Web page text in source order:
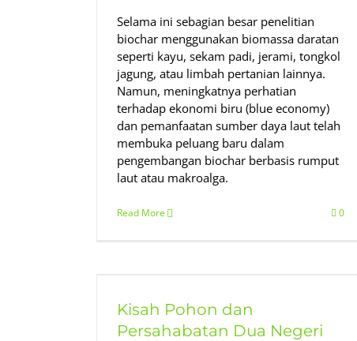
Selama ini sebagian besar penelitian
biochar menggunakan biomassa daratan
seperti kayu, sekam padi, jerami, tongkol
jagung, atau limbah pertanian lainnya.
Namun, meningkatnya perhatian
terhadap ekonomi biru (blue economy)
dan pemanfaatan sumber daya laut telah
membuka peluang baru dalam
pengembangan biochar berbasis rumput
laut atau makroalga.
Read More 0
Kisah Pohon dan
Persahabatan Dua Negeri